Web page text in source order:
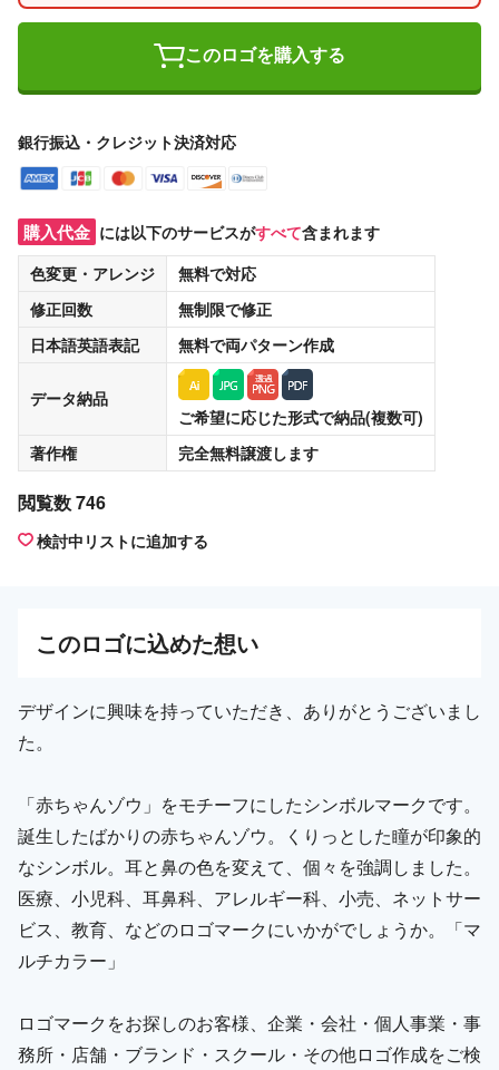
このロゴを購入する
銀行振込・クレジット決済対応
購入代金 には以下のサービスがすべて含まれます
色変更・アレンジ
無料で対応
修正回数
無制限で修正
日本語英語表記
無料で両パターン作成
データ納品
ご希望に応じた形式で納品(複数可)
著作権
完全無料譲渡します
閲覧数 746
検討中リストに追加する
このロゴに込めた想い
デザインに興味を持っていただき、ありがとうございまし
た。
「赤ちゃんゾウ」をモチーフにしたシンボルマークです。
誕生したばかりの赤ちゃんゾウ。くりっとした瞳が印象的
なシンボル。耳と鼻の色を変えて、個々を強調しました。
医療、小児科、耳鼻科、アレルギー科、小売、ネットサー
ビス、教育、などのロゴマークにいかがでしょうか。「マ
ルチカラー」
ロゴマークをお探しのお客様、企業・会社・個人事業・事
務所・店舗・ブランド・スクール・その他ロゴ作成をご検